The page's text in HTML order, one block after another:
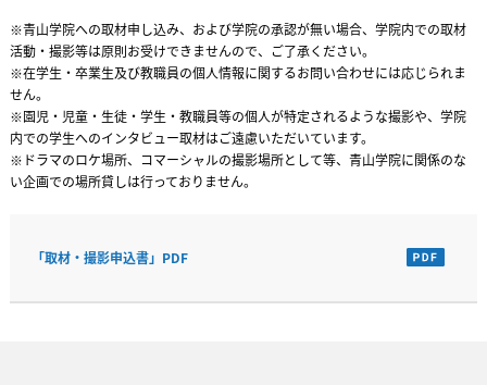
※青山学院への取材申し込み、および学院の承認が無い場合、学院内での取材
活動・撮影等は原則お受けできませんので、ご了承ください。
※在学生・卒業生及び教職員の個人情報に関するお問い合わせには応じられま
せん。
※園児・児童・生徒・学生・教職員等の個人が特定されるような撮影や、学院
内での学生へのインタビュー取材はご遠慮いただいています。
※ドラマのロケ場所、コマーシャルの撮影場所として等、青山学院に関係のな
い企画での場所貸しは行っておりません。
「取材・撮影申込書」PDF